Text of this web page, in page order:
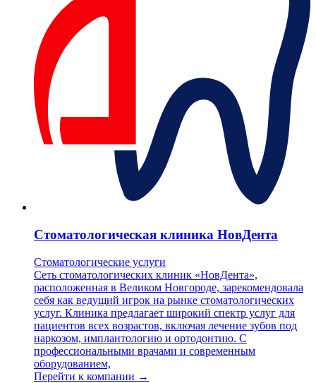
Стоматологическая клиника НовДента
Стоматологические услуги
Сеть стоматологических клиник «НовДента»,
расположенная в Великом Новгороде, зарекомендовала
себя как ведущий игрок на рынке стоматологических
услуг. Клиника предлагает широкий спектр услуг для
пациентов всех возрастов, включая лечение зубов под
наркозом, имплантологию и ортодонтию. С
профессиональными врачами и современным
оборудованием,
Перейти к компании →